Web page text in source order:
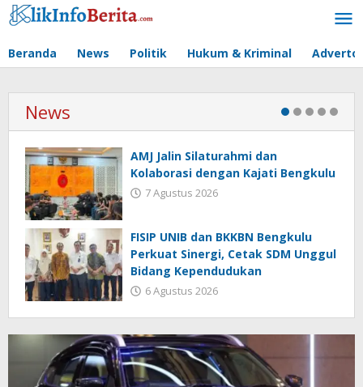
Lewati
ke
Beranda News Politik Hukum & Kriminal
News
AMJ Jalin Silaturahmi dan
Kolaborasi dengan Kajati Bengkulu
7 Agustus 2026
FISIP UNIB dan BKKBN Bengkulu
Perkuat Sinergi, Cetak SDM Unggul
Bidang Kependudukan
6 Agustus 2026